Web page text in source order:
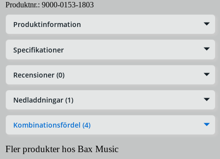
Produktnr.: 9000-0153-1803
Produktinformation
Specifikationer
Recensioner (0)
Nedladdningar (1)
Kombinationsfördel (4)
Fler produkter hos Bax Music